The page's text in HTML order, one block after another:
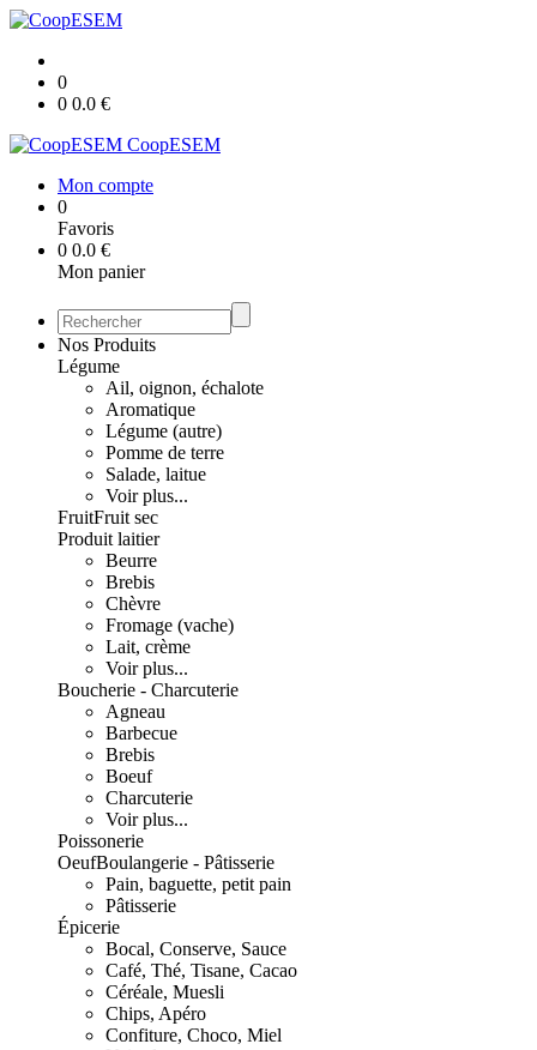
0
0 0.0 €
CoopESEM
Mon compte
0
Favoris
0 0.0 €
Mon panier
Nos Produits
Légume
Ail, oignon, échalote
Aromatique
Légume (autre)
Pomme de terre
Salade, laitue
Voir plus...
FruitFruit sec
Produit laitier
Beurre
Brebis
Chèvre
Fromage (vache)
Lait, crème
Voir plus...
Boucherie - Charcuterie
Agneau
Barbecue
Brebis
Boeuf
Charcuterie
Voir plus...
Poissonerie
OeufBoulangerie - Pâtisserie
Pain, baguette, petit pain
Pâtisserie
Épicerie
Bocal, Conserve, Sauce
Café, Thé, Tisane, Cacao
Céréale, Muesli
Chips, Apéro
Confiture, Choco, Miel